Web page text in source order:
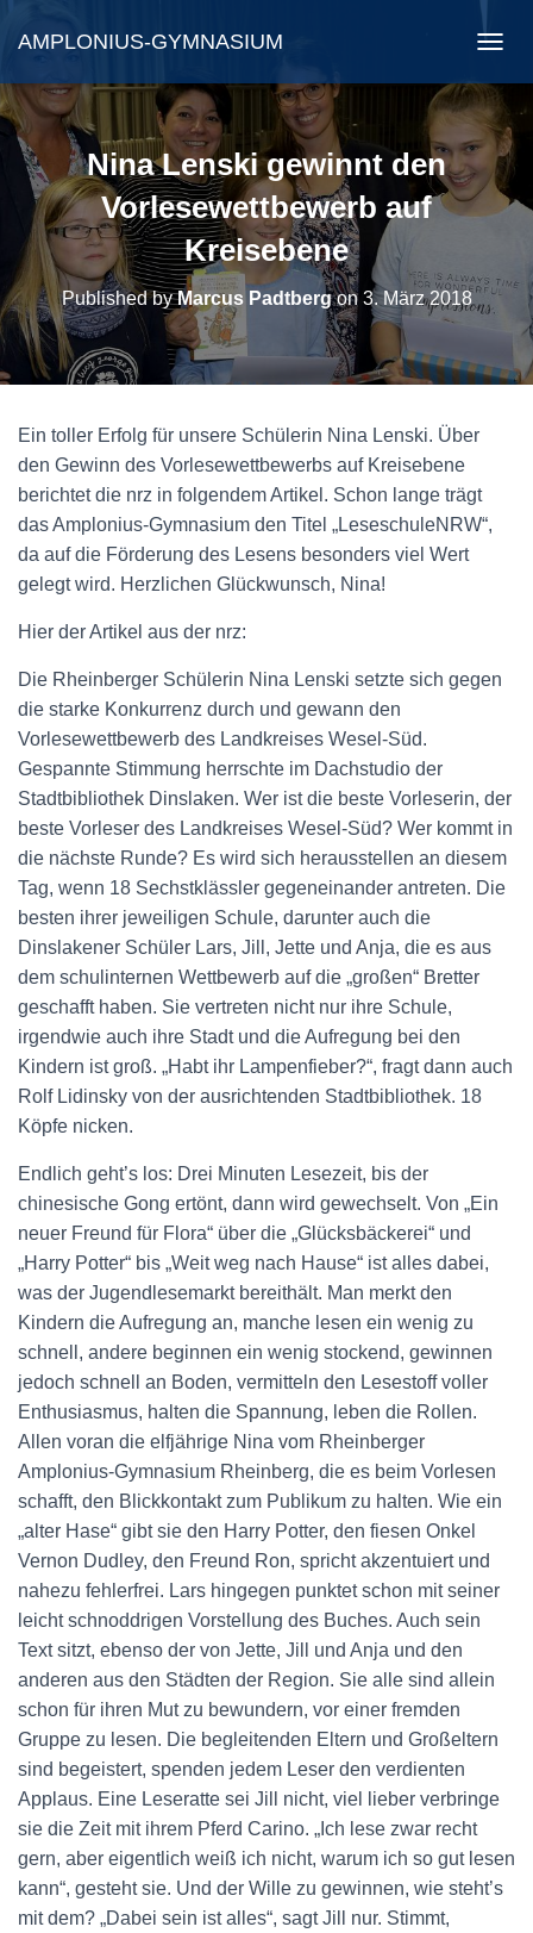
AMPLONIUS-GYMNASIUM
A
V
I
G
A
I
U
M
H
Nina Lenski gewinnt den
Vorlesewettbewerb auf
Kreisebene
Published byMarcus Padtbergon 3. März 2018
Ein toller Erfolg für unsere Schülerin Nina Lenski. Über
den Gewinn des Vorlesewettbewerbs auf Kreisebene
berichtet die nrz in folgendem Artikel. Schon lange trägt
das Amplonius-Gymnasium den Titel „LeseschuleNRW“,
da auf die Förderung des Lesens besonders viel Wert
gelegt wird. Herzlichen Glückwunsch, Nina!
Hier der Artikel aus der nrz:
Die Rheinberger Schülerin Nina Lenski setzte sich gegen
die starke Konkurrenz durch und gewann den
Vorlesewettbewerb des Landkreises Wesel-Süd.
Gespannte Stimmung herrschte im Dachstudio der
Stadtbibliothek Dinslaken. Wer ist die beste Vorleserin, der
beste Vorleser des Landkreises Wesel-Süd? Wer kommt in
die nächste Runde? Es wird sich herausstellen an diesem
Tag, wenn 18 Sechstklässler gegeneinander antreten. Die
besten ihrer jeweiligen Schule, darunter auch die
Dinslakener Schüler Lars, Jill, Jette und Anja, die es aus
dem schulinternen Wettbewerb auf die „großen“ Bretter
geschafft haben. Sie vertreten nicht nur ihre Schule,
irgendwie auch ihre Stadt und die Aufregung bei den
Kindern ist groß. „Habt ihr Lampenfieber?“, fragt dann auch
Rolf Lidinsky von der ausrichtenden Stadtbibliothek. 18
Köpfe nicken.
Endlich geht’s los: Drei Minuten Lesezeit, bis der
chinesische Gong ertönt, dann wird gewechselt. Von „Ein
neuer Freund für Flora“ über die „Glücksbäckerei“ und
„Harry Potter“ bis „Weit weg nach Hause“ ist alles dabei,
was der Jugendlesemarkt bereithält. Man merkt den
Kindern die Aufregung an, manche lesen ein wenig zu
schnell, andere beginnen ein wenig stockend, gewinnen
jedoch schnell an Boden, vermitteln den Lesestoff voller
Enthusiasmus, halten die Spannung, leben die Rollen.
Allen voran die elfjährige Nina vom Rheinberger
Amplonius-Gymnasium Rheinberg, die es beim Vorlesen
schafft, den Blickkontakt zum Publikum zu halten. Wie ein
„alter Hase“ gibt sie den Harry Potter, den fiesen Onkel
Vernon Dudley, den Freund Ron, spricht akzentuiert und
nahezu fehlerfrei. Lars hingegen punktet schon mit seiner
leicht schnoddrigen Vorstellung des Buches. Auch sein
Text sitzt, ebenso der von Jette, Jill und Anja und den
anderen aus den Städten der Region. Sie alle sind allein
schon für ihren Mut zu bewundern, vor einer fremden
Gruppe zu lesen. Die begleitenden Eltern und Großeltern
sind begeistert, spenden jedem Leser den verdienten
Applaus. Eine Leseratte sei Jill nicht, viel lieber verbringe
sie die Zeit mit ihrem Pferd Carino. „Ich lese zwar recht
gern, aber eigentlich weiß ich nicht, warum ich so gut lesen
kann“, gesteht sie. Und der Wille zu gewinnen, wie steht’s
mit dem? „Dabei sein ist alles“, sagt Jill nur. Stimmt,